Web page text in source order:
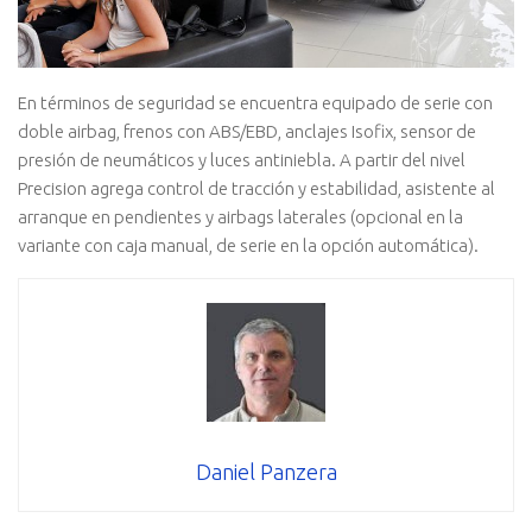
En términos de seguridad se encuentra equipado de serie con
doble airbag, frenos con ABS/EBD, anclajes Isofix, sensor de
presión de neumáticos y luces antiniebla. A partir del nivel
Precision agrega control de tracción y estabilidad, asistente al
arranque en pendientes y airbags laterales (opcional en la
variante con caja manual, de serie en la opción automática).
Daniel Panzera